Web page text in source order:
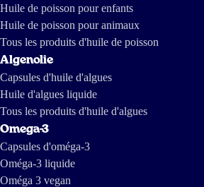
Idd geen vissmaak en oprispingen. Top!
Moniek
Makkelijk in te nemen. Ik ben er fan van
Mintje Aa
Huile de poisson pour enfants
Huile de poisson pour animaux
Tous les produits d'huile de poisson
Algenolie
Capsules d'huile d'algues
Huile d'algues liquide
Tous les produits d'huile d'algues
Omega-3
Capsules d'oméga-3
Oméga-3 liquide
Oméga 3 vegan